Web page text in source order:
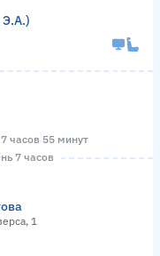
Э.А.)
часов 55 минут
7 часов
1